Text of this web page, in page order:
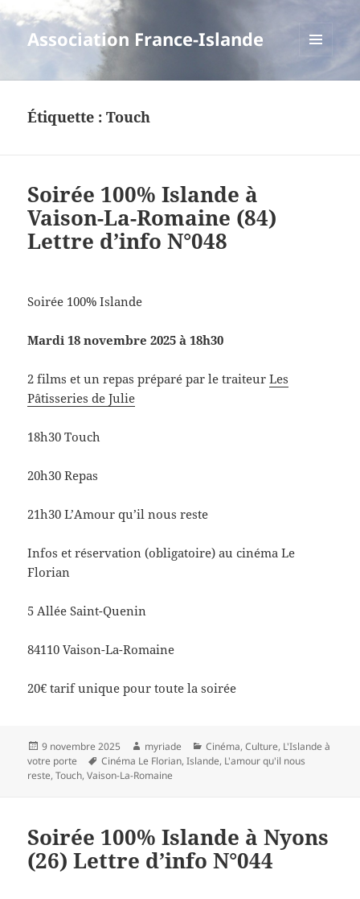
Association France-Islande
Étiquette :Touch
Soirée 100% Islande à
Vaison-La-Romaine (84)
Lettre d’info N°048
Soirée 100% Islande
Mardi 18 novembre 2025 à 18h30
2 films et un repas préparé par le traiteurLes
Pâtisseries de Julie
18h30 Touch
20h30 Repas
21h30 L’Amour qu’il nous reste
Infos et réservation (obligatoire) au cinéma Le
Florian
5 Allée Saint-Quenin
84110 Vaison-La-Romaine
20€ tarif unique pour toute la soirée
Publié
le
9 novembre 2025 Auteur
myriade Catégories
Cinéma,Culture, L'Islande à
votre porte
Mots-
clés
Cinéma Le Florian,Islande, L'amour qu'il nous
reste,Touch,Vaison-La-Romaine
Soirée 100% Islande à Nyons
(26) Lettre d’info N°044